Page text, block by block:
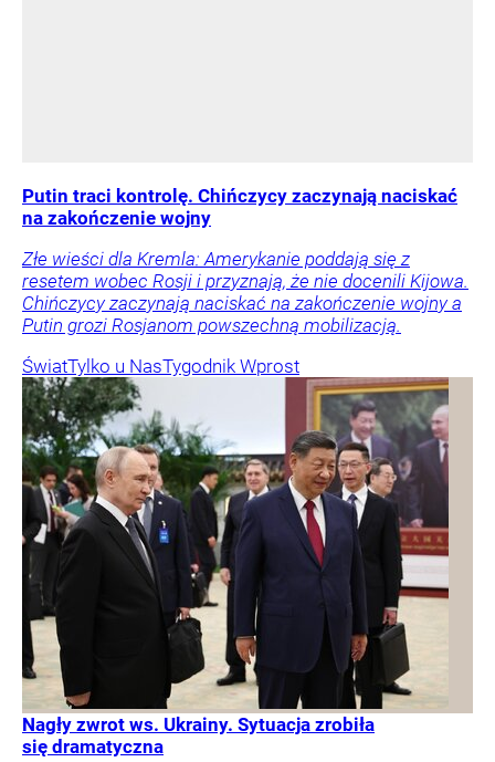
Putin traci kontrolę. Chińczycy zaczynają naciskać
na zakończenie wojny
Złe wieści dla Kremla: Amerykanie poddają się z
resetem wobec Rosji i przyznają, że nie docenili Kijowa.
Chińczycy zaczynają naciskać na zakończenie wojny a
Putin grozi Rosjanom powszechną mobilizacją.
ŚwiatTylko u NasTygodnik Wprost
Nagły zwrot ws. Ukrainy. Sytuacja zrobiła
się dramatyczna